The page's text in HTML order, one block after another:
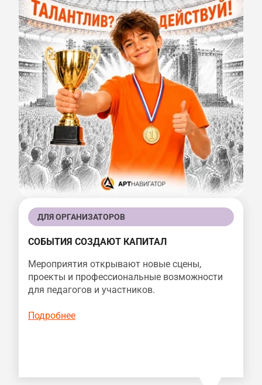
ДЛЯ ОРГАНИЗАТОРОВ
СОБЫТИЯ СОЗДАЮТ КАПИТАЛ
Мероприятия открывают новые сцены,
проекты и профессиональные возможности
для педагогов и участников.
Подробнее